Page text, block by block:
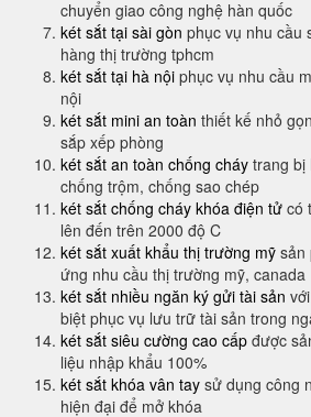
chuyển giao công nghệ hàn quốc
két sắt tại sài gòn phục vụ nhu cầu
hàng thị trường tphcm
két sắt tại hà nội phục vụ nhu cầu
nội
két sắt mini an toàn thiết kế nhỏ
sắp xếp phòng
két sắt an toàn chống cháy trang bị
chống trộm, chống sao chép
két sắt chống cháy khóa điện tử có
lên đến trên 2000 độ C
két sắt xuất khẩu thị trường mỹ sản
ứng nhu cầu thị trường mỹ, canada
két sắt nhiều ngăn ký gửi tài sản
biệt phục vụ lưu trữ tài sản trong
két sắt siêu cường cao cấp được
liệu nhập khẩu 100%
két sắt khóa vân tay sử dụng công
hiện đại để mở khóa